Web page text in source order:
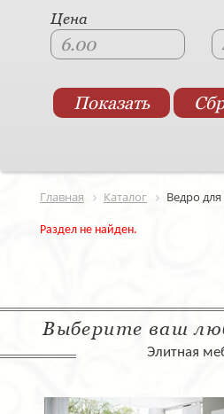
Цена
Главная Каталог Ведро
Раздел не найден.
Выберите ваш
Элитная